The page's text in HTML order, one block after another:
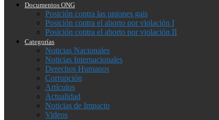
Documentos ONG
Posición contra las uniones gais
Posición contra el aborto por violación I
Posición contra el aborto por violación II
Categorías
Noticias Nacionales
Noticias Internacionales
Derechos Humanos
Corrupción
Artículos
Actualidad
Noticias de Impacto
Videos